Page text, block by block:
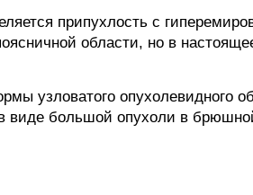
припухлость с
области, но в
узловатого опухолевидного
виде большой опухоли в